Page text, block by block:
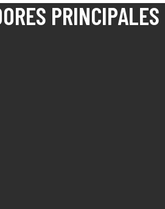
PRINCIPALES